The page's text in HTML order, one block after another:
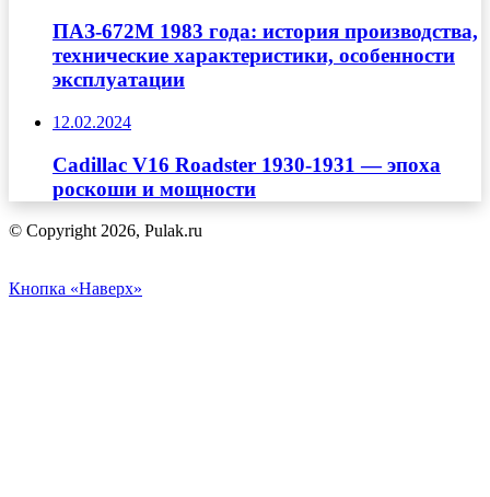
ПАЗ-672М 1983 года: история производства,
технические характеристики, особенности
эксплуатации
12.02.2024
Cadillac V16 Roadster 1930-1931 — эпоха
роскоши и мощности
© Copyright 2026, Pulak.ru
Кнопка «Наверх»